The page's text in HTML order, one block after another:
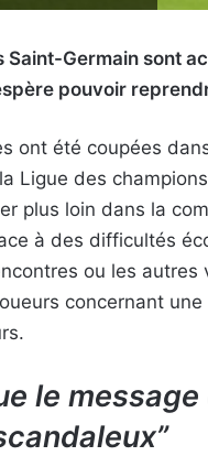
Saint-Germain sont
pouvoir
ont été coupées
Ligue des
plus loin dans la
à des difficultés
ou les autres
concernant
le